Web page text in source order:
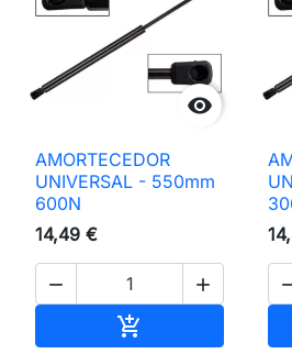

AMORTECEDOR
UNIVERSAL - 550mm
600N
14,49 €
 
